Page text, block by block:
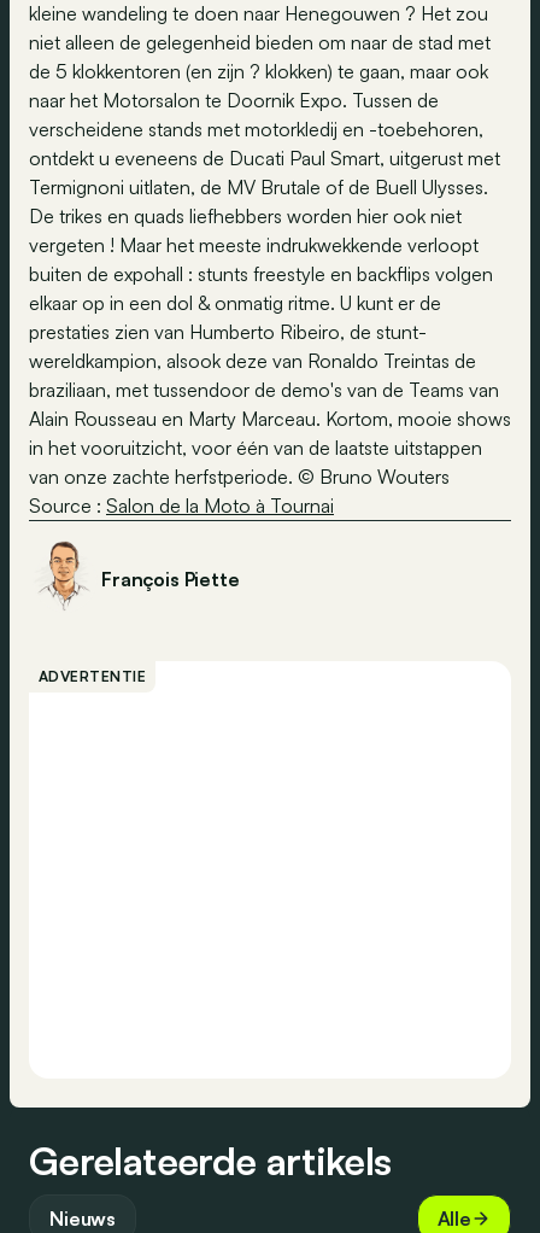
kleine wandeling te doen naar Henegouwen ? Het zou
niet alleen de gelegenheid bieden om naar de stad met
de 5 klokkentoren (en zijn ? klokken) te gaan, maar ook
naar het Motorsalon te Doornik Expo. Tussen de
verscheidene stands met motorkledij en -toebehoren,
ontdekt u eveneens de Ducati Paul Smart, uitgerust met
Termignoni uitlaten, de MV Brutale of de Buell Ulysses.
De trikes en quads liefhebbers worden hier ook niet
vergeten ! Maar het meeste indrukwekkende verloopt
buiten de expohall : stunts freestyle en backflips volgen
elkaar op in een dol & onmatig ritme. U kunt er de
prestaties zien van Humberto Ribeiro, de stunt-
wereldkampion, alsook deze van Ronaldo Treintas de
braziliaan, met tussendoor de demo's van de Teams van
Alain Rousseau en Marty Marceau. Kortom, mooie shows
in het vooruitzicht, voor één van de laatste uitstappen
van onze zachte herfstperiode. © Bruno Wouters
Source : Salon de la Moto à Tournai
François Piette
ADVERTENTIE
Gerelateerde artikels
Nieuws Alle